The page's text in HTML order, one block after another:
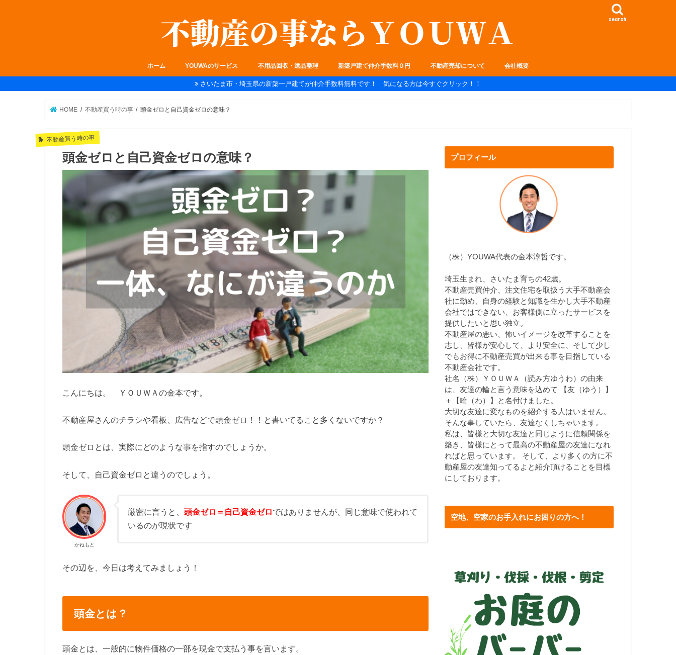
search
ホーム YOUWAのサービス 不用品回収・遺品整理 新築戸建て仲介手数料０円 不動産売却について 会社概要
さいたま市・埼玉県の新築一戸建てが仲介手数料無料です！ 気になる方は今すぐクリック！！
HOME 不動産買う時の事 頭金ゼロと自己資金ゼロの意味？
不動産買う時の事
頭金ゼロと自己資金ゼロの意味？
こんにちは。 ＹＯＵＷＡの金本です。
不動産屋さんのチラシや看板、広告などで頭金ゼロ！！と書いてること多くないですか？
頭金ゼロとは、実際にどのような事を指すのでしょうか。
そして、自己資金ゼロと違うのでしょう。
かねもと
厳密に言うと、頭金ゼロ＝自己資金ゼロではありませんが、同じ意味で使われて
いるのが現状です
その辺を、今日は考えてみましょう！
頭金とは？
頭金とは、一般的に物件価格の一部を現金で支払う事を言います。
プロフィール
（株）YOUWA代表の金本淳哲です。
埼玉生まれ、さいたま育ちの42歳。
不動産売買仲介、注文住宅を取扱う大手不動産会
社に勤め、自身の経験と知識を生かし大手不動産
会社ではできない、お客様側に立ったサービスを
提供したいと思い独立。
不動産屋の悪い、怖いイメージを改革することを
志し、皆様が安心して、より安全に、そして少し
でもお得に不動産売買が出来る事を目指している
不動産会社です。
社名（株）ＹＯＵＷＡ（読み方ゆうわ）の由来
は、友達の輪と言う意味を込めて 【友（ゆう）】
＋【輪（わ）】と名付けました。
大切な友達に変なものを紹介する人はいません。
そんな事していたら、友達なくしちゃいます。
私は、皆様と大切な友達と同じように信頼関係を
築き、皆様にとって最高の不動産屋の友達になれ
ればと思っています。 そして、より多くの方に不
動産屋の友達知ってるよと紹介頂けることを目標
にしております。
空地、空家のお手入れにお困りの方へ！